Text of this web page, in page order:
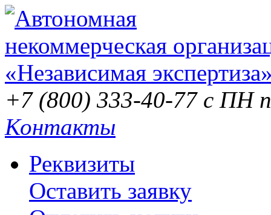
+7 (800) 333-40-77 с ПН
Контакты
Реквизиты
Оставить заявку